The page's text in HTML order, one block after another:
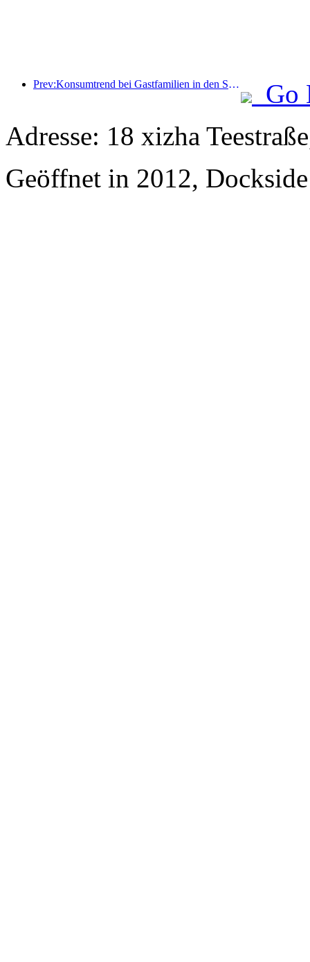
Prev:Konsumtrend bei Gastfamilien in den Sommerferien: Reisen zwischen den Provinzen nahmen deutlich zu, Bestellungen stiegen gegenüber dem Vormonat um über 50%
Go
Adresse: 18 xizha
Geöffnet in 2012,